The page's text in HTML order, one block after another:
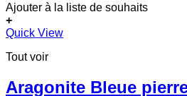
Ajouter à la liste de souhaits
+
Quick View
Tout voir
Aragonite Bleue